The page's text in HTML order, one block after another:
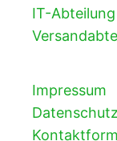
IT-Abteilung
Impressum